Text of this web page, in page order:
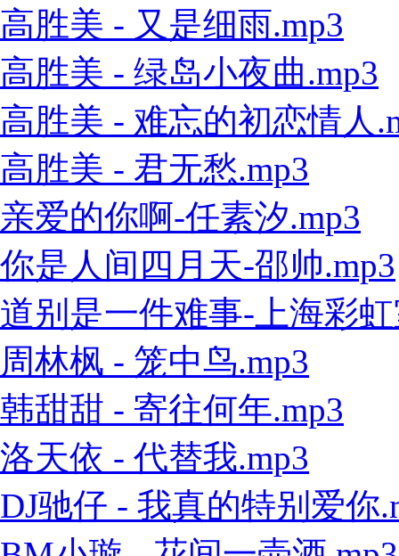
高胜美 - 又是细雨.mp3
高胜美 - 绿岛小夜曲.mp3
高胜美 - 难忘的初恋情人
高胜美 - 君无愁.mp3
亲爱的你啊-任素汐.mp3
你是人间四月天-邵帅.mp3
道别是一件难事-上海彩
周林枫 - 笼中鸟.mp3
韩甜甜 - 寄往何年.mp3
洛天依 - 代替我.mp3
DJ驰仔 - 我真的特别爱你